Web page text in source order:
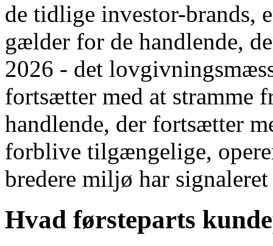
de tidlige investor-brands,
gælder for de handlende,
2026 - det
fortsætter med at stramme
handlende, der fortsætter
forblive tilgængelige,
bredere miljø har
Hvad førsteparts